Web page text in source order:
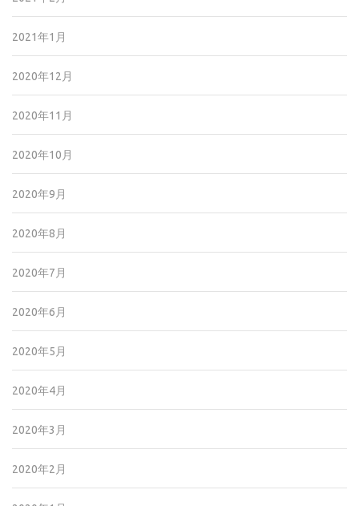
2021年1月
2020年12月
2020年11月
2020年10月
2020年9月
2020年8月
2020年7月
2020年6月
2020年5月
2020年4月
2020年3月
2020年2月